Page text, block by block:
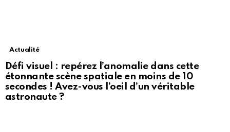
Actualité
Défi visuel : repérez l’anomalie dans cette
étonnante scène spatiale en moins de 10
secondes ! Avez-vous l’oeil d’un véritable
astronaute ?